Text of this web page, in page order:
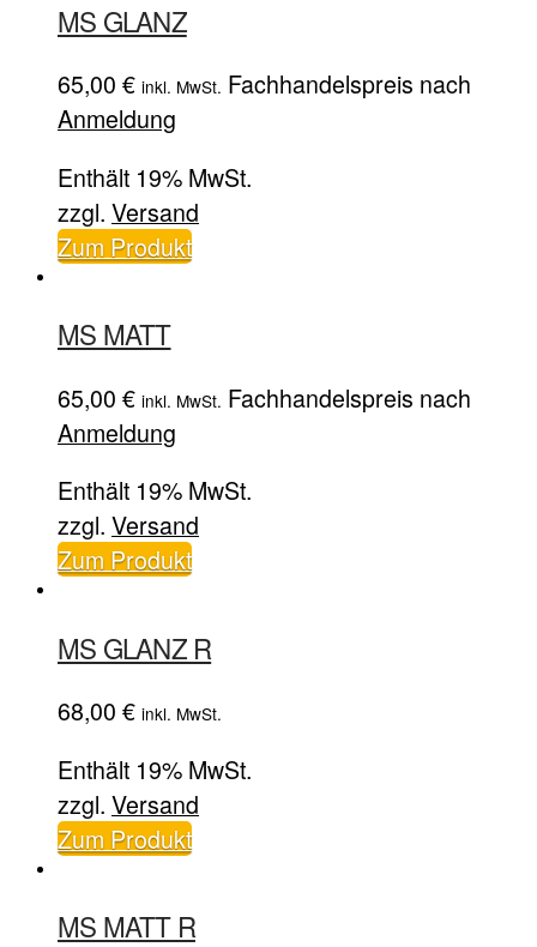
MS GLANZ
65,00 € inkl. MwSt. Fachhandelspreis nach
Anmeldung
Enthält 19% MwSt.
zzgl. Versand
Zum Produkt
MS MATT
65,00 € inkl. MwSt. Fachhandelspreis nach
Anmeldung
Enthält 19% MwSt.
zzgl. Versand
Zum Produkt
MS GLANZ R
68,00 € inkl. MwSt.
Enthält 19% MwSt.
zzgl. Versand
Zum Produkt
MS MATT R